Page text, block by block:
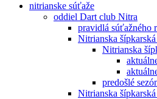
nitrianske súťaže
oddiel Dart club Nitra
pravidlá súťažného
Nitrianska
Nitrianska
predošlé
Nitrianska